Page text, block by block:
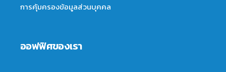
การคุ้มครองข้อมูลส่วนบุคคล
ออฟฟิศของเรา